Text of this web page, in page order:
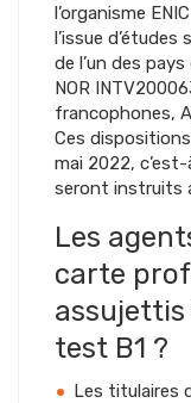
l’organisme
l’issue
de l’un des
NOR
francophones,
Ces
mai 2022,
seront instruits
Les
carte
test B1 ?
Les titulaires